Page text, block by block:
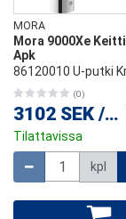
MORA
Mora 9000Xe
Apk
86120010 U-putki
(0)
3102 SEK /
Tilattavissa
kpl